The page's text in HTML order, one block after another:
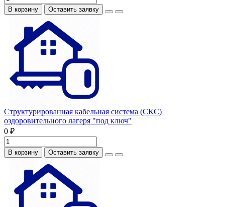
В корзину Оставить заявку
Структурированная кабельная система (СКС)
оздоровительного лагеря "под ключ"
0 ₽
В корзину Оставить заявку